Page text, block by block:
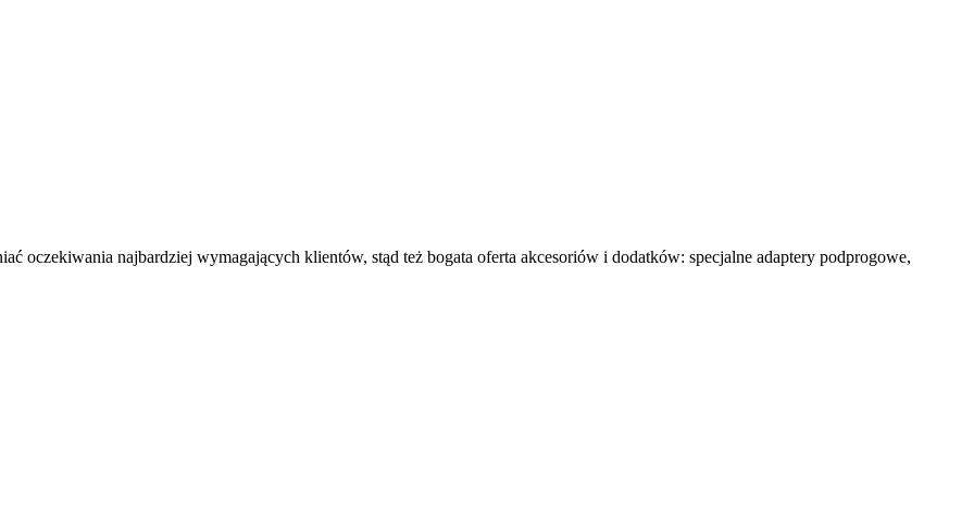
oczekiwania najbardziej wymagających klientów, stąd też bogata oferta akcesoriów i dodatków: specjalne adaptery podprogowe,